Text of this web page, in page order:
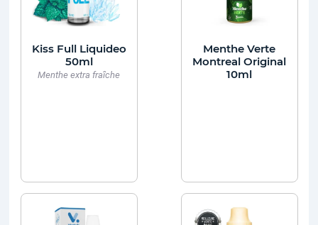
Kiss Full Liquideo
50ml
Menthe extra fraîche
Menthe Verte
Montreal Original
10ml